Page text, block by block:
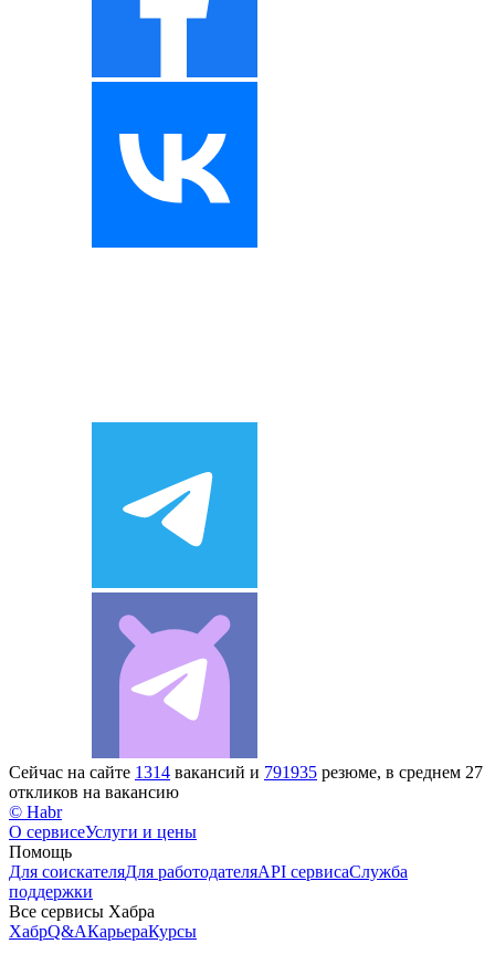
Сейчас на сайте 1314 вакансий и 791935 резюме, в среднем 27
откликов на вакансию
© Habr
О сервисеУслуги и цены
Помощь
Для соискателяДля работодателяAPI сервисаСлужба
поддержки
Все сервисы Хабра
ХабрQ&AКарьераКурсы